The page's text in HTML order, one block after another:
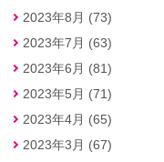
2023年8月 (73)
2023年7月 (63)
2023年6月 (81)
2023年5月 (71)
2023年4月 (65)
2023年3月 (67)